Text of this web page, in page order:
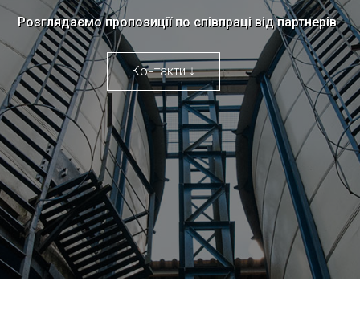
Розглядаємо пропозиції по співпраці від партнерів
Контакти ↓